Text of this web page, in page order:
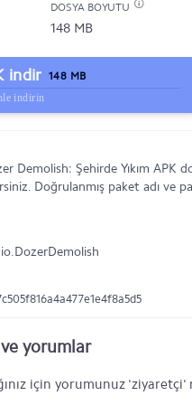
DOSYA BOYUTU
148 MB
indir 148 MB
indirin
Demolish: Şehirde Yıkım APK
Doğrulanmış paket adı ve
ve yorumlar
için yorumunuz 'ziyaretçi'